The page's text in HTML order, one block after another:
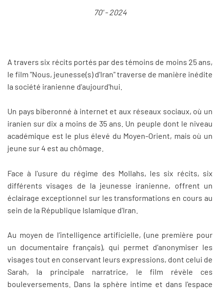
70' - 2024
A travers six récits portés par des témoins de moins 25 ans,
le film "Nous, jeunesse(s) d'Iran" traverse de manière inédite
la société iranienne d'aujourd'hui.
Un pays biberonné à internet et aux réseaux sociaux, où un
iranien sur dix a moins de 35 ans. Un peuple dont le niveau
académique est le plus élevé du Moyen-Orient, mais où un
jeune sur 4 est au chômage.
Face à l'usure du régime des Mollahs, les six récits, six
différents visages de la jeunesse iranienne, offrent un
éclairage exceptionnel sur les transformations en cours au
sein de la République Islamique d'Iran.
Au moyen de l’intelligence artificielle, (une première pour
un documentaire français), qui permet d’anonymiser les
visages tout en conservant leurs expressions, dont celui de
Sarah, la principale narratrice, le film révèle ces
bouleversements. Dans la sphère intime et dans l'espace